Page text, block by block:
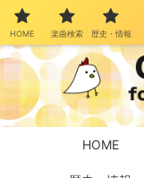
HOME
HOME 楽曲検索 歴史・情報